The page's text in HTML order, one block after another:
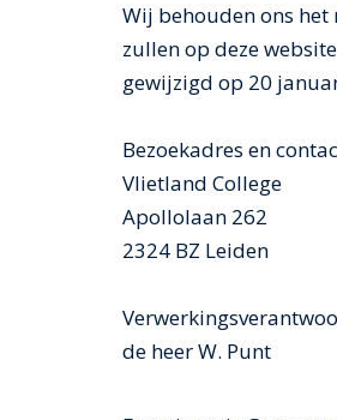
Wij behouden ons het
zullen op deze
gewijzigd op 20
Bezoekadres en
Vlietland College
Apollolaan 262
2324 BZ Leiden
de heer W. Punt